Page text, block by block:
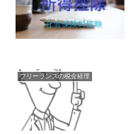
フリーランスの税金経理